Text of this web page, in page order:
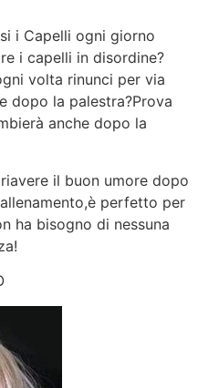
i Capelli ogni giorno
i capelli in disordine?
volta rinunci per via
dopo la palestra?Prova
anche dopo la
il buon umore dopo
perfetto per
ha bisogno di nessuna